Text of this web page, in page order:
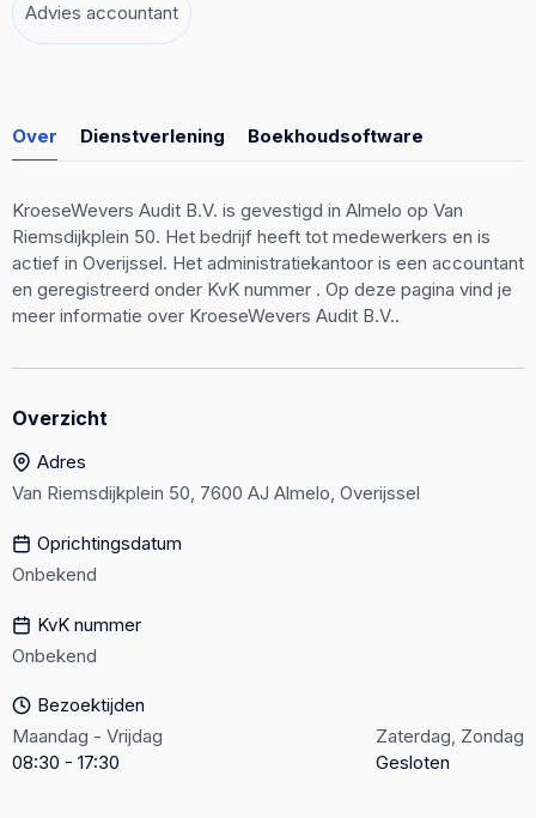
Advies accountant
Over Dienstverlening Boekhoudsoftware
KroeseWevers Audit B.V. is gevestigd in Almelo op Van
Riemsdijkplein 50. Het bedrijf heeft tot medewerkers en is
actief in Overijssel. Het administratiekantoor is een accountant
en geregistreerd onder KvK nummer . Op deze pagina vind je
meer informatie over KroeseWevers Audit B.V..
Overzicht
Adres
Van Riemsdijkplein 50, 7600 AJ Almelo, Overijssel
Oprichtingsdatum
Onbekend
KvK nummer
Onbekend
Bezoektijden
Maandag - Vrijdag
08:30 - 17:30
Zaterdag, Zondag
Gesloten